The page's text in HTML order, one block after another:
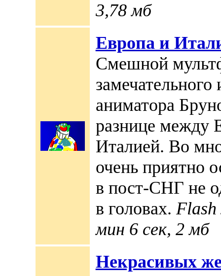
3,78 мб
Европа и
Смешной
замечательного
аниматора
разнице между
Италией. Во
очень приятно
в пост-СНГ не
в головах.
мин 6 сек, 2 мб
Некрасивых